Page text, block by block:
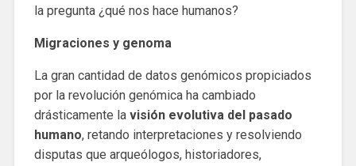
la pregunta ¿qué nos hace humanos?
Migraciones y genoma
La gran cantidad de datos genómicos propiciados
por la revolución genómica ha cambiado
drásticamente la visión evolutiva del pasado
humano, retando interpretaciones y resolviendo
disputas que arqueólogos, historiadores,